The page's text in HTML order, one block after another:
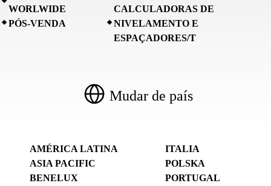
WORLWIDE
PÓS-VENDA
CALCULADORAS DE
NIVELAMENTO E
ESPAÇADORES/T
Mudar de país
AMÉRICA LATINA
ASIA PACIFIC
BENELUX
ITALIA
POLSKA
PORTUGAL